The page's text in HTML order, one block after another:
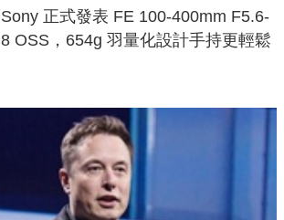
Sony 正式發表 FE 100-400mm F5.6-
8 OSS，654g 羽量化設計手持更輕鬆